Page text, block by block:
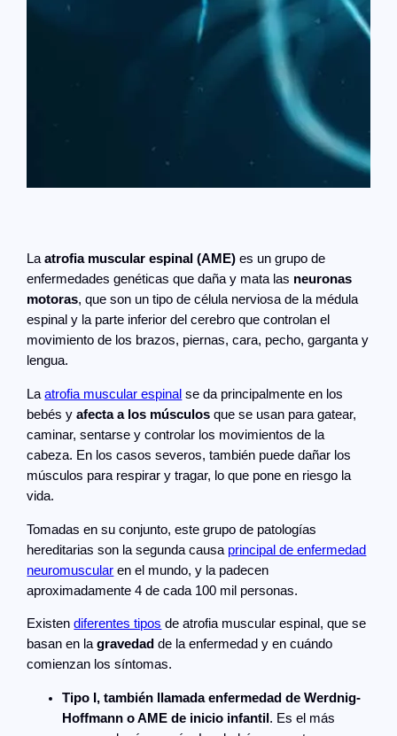
Laatrofia muscular espinal (AME) es un grupo de
enfermedades genéticas que daña y mata las neuronas
motoras, que son un tipo de célula nerviosa de la médula
espinal y la parte inferior del cerebro que controlan el
movimiento de los brazos, piernas, cara, pecho, garganta y
lengua.
Laatrofia muscular espinal se da principalmente en los
bebés y afecta a los músculos que se usan para gatear,
caminar, sentarse y controlar los movimientos de la
cabeza. En los casos severos, también puede dañar los
músculos para respirar y tragar, lo que pone en riesgo la
vida.
Tomadas en su conjunto, este grupo de patologías
hereditarias son la segunda causa principal de enfermedad
neuromuscular en el mundo, y la padecen
aproximadamente 4 de cada 100 mil personas.
Existendiferentes tipos de atrofia muscular espinal, que se
basan en lagravedad de la enfermedad y en cuándo
comienzan los síntomas.
Tipo I, también llamada enfermedad de Werdnig-
Hoffmann o AME de inicio infantil . Es el más